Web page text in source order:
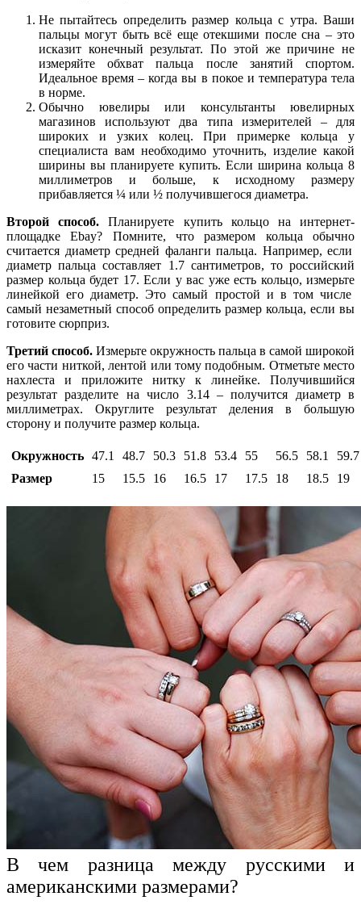
Не пытайтесь определить размер кольца с утра. Ваши
пальцы могут быть всё еще отекшими после сна – это
исказит конечный результат. По этой же причине не
измеряйте обхватпальца после занятий спортом.
Идеальное время – когда вы в покое и температура тела
в норме.
Обычно ювелиры или консультанты ювелирных
магазинов используют два типа измерителей – для
широких и узких колец. При примеркекольца у
специалиста вам необходимо уточнить, изделие какой
ширины вы планируете купить. Если ширина кольца 8
миллиметров и больше, к исходному размеру
прибавляется ¼ или ½ получившегося диаметра.
Второй способ.Планируете купить кольцона интернет-
площадке Ebay? Помните, чторазмером кольца
обычно
считается диаметрсредней фалангипальца. Например, если
диаметр пальца составляет 1.7 сантиметров, тороссийский
размер кольца будет 17. Если у вас уже есть кольцо, измерьте
линейкой его диаметр. Это самый простой и в том числе
самый незаметный способ определить размер кольца, если вы
готовите сюрприз.
Третий способ. Измерьте окружность пальца в самой широкой
его части ниткой, лентой или тому подобным. Отметьте место
нахлеста и приложите нитку к линейке. Получившийся
результат разделите на число 3.14 – получится диаметрв
миллиметрах. Округлите результат деления в большую
сторону и получите размер кольца.
Окружность 47.1 48.7 50.3 51.8 53.4 55 56.5 58.1
59.7
Размер
15 15.5 16 16.5 17 17.5 18 18.5 19
В чем разница между русскими и
американскими размерами?